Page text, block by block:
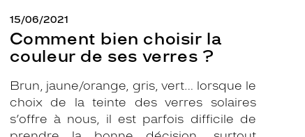
15/06/2021
Comment bien choisir la
couleur de ses verres ?
Brun, jaune/orange, gris, vert… lorsque le
choix de la teinte des verres solaires
s’offre à nous, il est parfois difficile de